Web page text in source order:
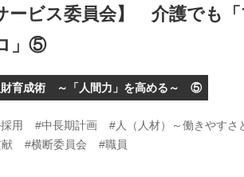
ービス委員会】 介護でも
」⑤
財育成術 ～「人間力」を高める～ ⑤
用 #中長期計画 #人（人材）～働きやすさ
#横断委員会 #職員